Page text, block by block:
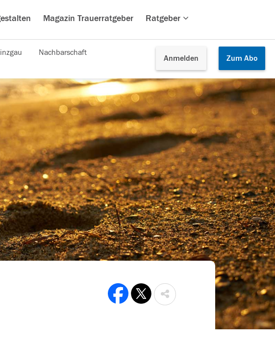
Magazin Trauerratgeber Ratgeber
Anmelden Zum Abo
Nachbarschaft